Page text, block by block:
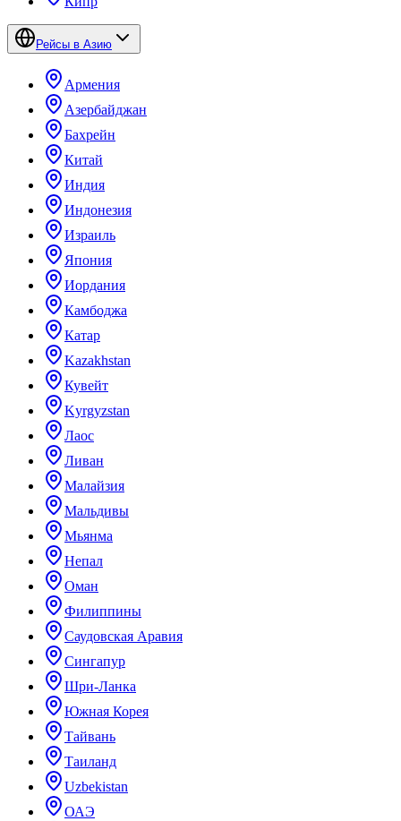
Рейсы в Азию
Армения
Азербайджан
Бахрейн
Китай
Индия
Индонезия
Израиль
Япония
Иордания
Камбоджа
Катар
Kazakhstan
Кувейт
Kyrgyzstan
Лаос
Ливан
Малайзия
Мальдивы
Мьянма
Непал
Оман
Филиппины
Саудовская Аравия
Сингапур
Шри-Ланка
Южная Корея
Тайвань
Таиланд
Uzbekistan
ОАЭ